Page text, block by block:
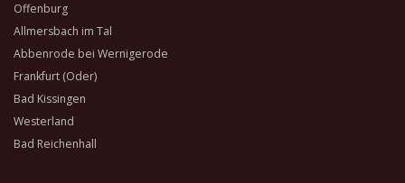
Offenburg
Allmersbach im Tal
Abbenrode bei Wernigerode
Frankfurt (Oder)
Bad Kissingen
Westerland
Bad Reichenhall